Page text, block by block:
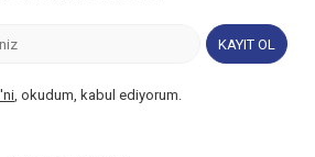
KAYIT OL
, okudum, kabul ediyorum.